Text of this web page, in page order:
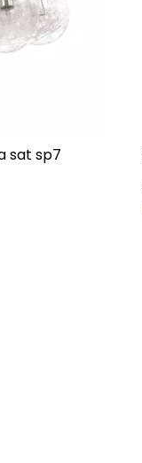
sat sp7